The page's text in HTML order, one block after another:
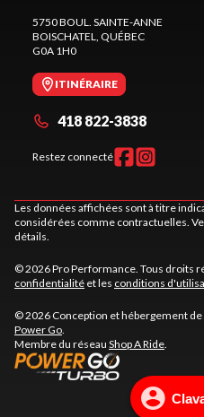
5750 BOUL. SAINTE-ANNE
BOISCHATEL, QUÉBEC
G0A 1H0
ITINÉRAIRE
418 822-3838
Restez connecté
Les données affichées sont à titre
considérées comme contractuelles.
détails.
© 2026 Pro Performance. Tous droits
confidentialité et les conditions
© 2026 Conception et hébergement de
Power Go.
Membre du réseau Shop A Ride.